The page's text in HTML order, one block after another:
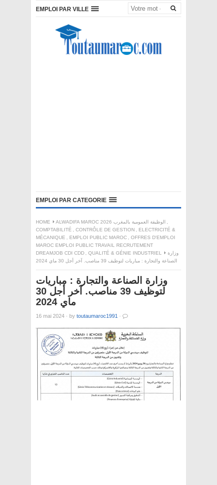
EMPLOI PAR VILLE
EMPLOI PAR CATEGORIE
HOME ALWADIFA MAROC 2026 الوظيفة العمومية بالمغرب
,
COMPTABILITÉ , CONTRÔLE DE GESTION , ELECTRICITÉ &
MÉCANIQUE , EMPLOI PUBLIC MAROC , OFFRES D'EMPLOI
MAROC EMPLOI PUBLIC TRAVAIL RECRUTEMENT
DREAMJOB CDI CDD , QUALITÉ & GÉNIE INDUSTRIEL
وزارة
الصناعة والتجارة : مباريات لتوظيف 39 مناصب. آخر أجل 30 ماي 2024
وزارة الصناعة والتجارة : مباريات
لتوظيف 39 مناصب. آخر أجل 30
ماي 2024
16 mai 2024 · by toutaumaroc1991 ·